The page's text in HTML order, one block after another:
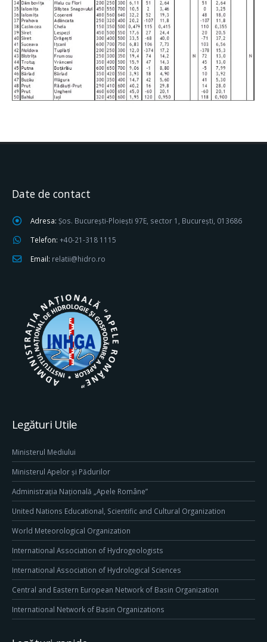
Date de contact
Adresa: Șos. București-Ploiești 97E, sector 1, București, 013686
Telefon: +40-21-318 1115
Email: relatii@hidro.ro
Legături Utile
Ministerul Mediului
Ministerul Apelor și Pădurilor
Administrația Națională „Apele Române”
United Nations Educational, Scientific and Cultural Organization
World Meteorological Organization
International Association of Hydrogeologists
International Association of Hydrological Sciences
Central and Eastern European Network of Basin Organization
International Network of Basin Organizations